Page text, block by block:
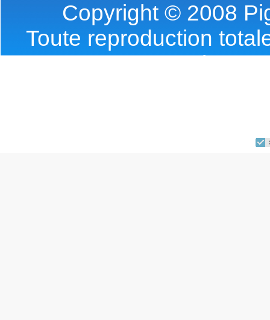
Copyright © 2008
Toute reproduction